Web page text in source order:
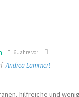
6 Jahre vor
Andrea Lammert
hilfreiche und